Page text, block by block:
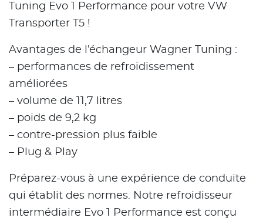
Tuning Evo 1 Performance pour votre VW
Transporter T5 !
Avantages de l’échangeur Wagner Tuning :
– performances de refroidissement
améliorées
– volume de 11,7 litres
– poids de 9,2 kg
– contre-pression plus faible
– Plug & Play
Préparez-vous à une expérience de conduite
qui établit des normes. Notre refroidisseur
intermédiaire Evo 1 Performance est conçu